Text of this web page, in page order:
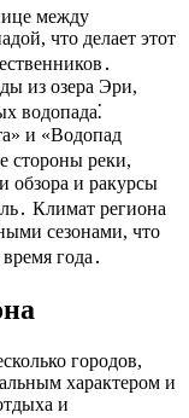
между
что делает этот
из озера Эри,
водопада⁚
и «Водопад
стороны реки,
обзора и ракурсы
Климат региона
сезонами, что
года․
городов,
характером и
и